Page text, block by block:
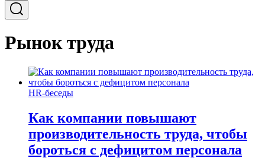
Рынок труда
HR-беседы
Как компании повышают
производительность труда, чтобы
бороться с дефицитом персонала